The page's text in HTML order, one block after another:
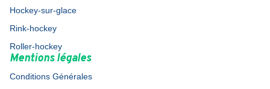
Hockey-sur-glace
Rink-hockey
Roller-hockey
Mentions légales
Conditions Générales